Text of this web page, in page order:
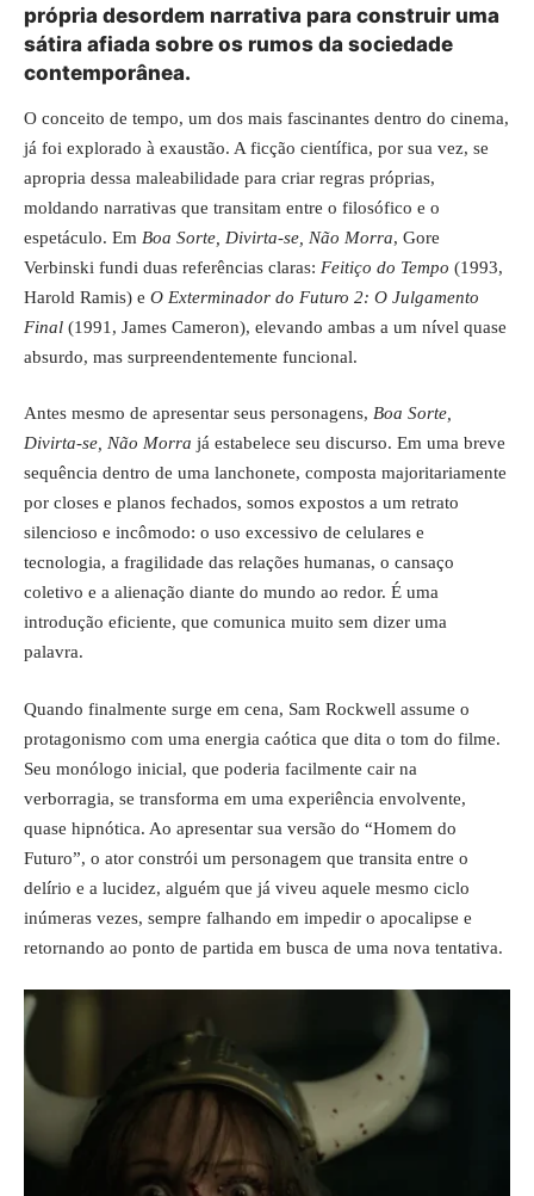
própria desordem narrativa para construir uma
sátira afiada sobre os rumos da sociedade
contemporânea.
O conceito de tempo, um dos mais fascinantes dentro do cinema,
já foi explorado à exaustão. A ficção científica, por sua vez, se
apropria dessa maleabilidade para criar regras próprias,
moldando narrativas que transitam entre o filosófico e o
espetáculo. Em Boa Sorte, Divirta-se, Não Morra, Gore
Verbinski fundi duas referências claras: Feitiço do Tempo (1993,
Harold Ramis) e O Exterminador do Futuro 2: O Julgamento
Final (1991, James Cameron), elevando ambas a um nível quase
absurdo, mas surpreendentemente funcional.
Antes mesmo de apresentar seus personagens, Boa Sorte,
Divirta-se, Não Morra já estabelece seu discurso. Em uma breve
sequência dentro de uma lanchonete, composta majoritariamente
por closes e planos fechados, somos expostos a um retrato
silencioso e incômodo: o uso excessivo de celulares e
tecnologia, a fragilidade das relações humanas, o cansaço
coletivo e a alienação diante do mundo ao redor. É uma
introdução eficiente, que comunica muito sem dizer uma
palavra.
Quando finalmente surge em cena, Sam Rockwell assume o
protagonismo com uma energia caótica que dita o tom do filme.
Seu monólogo inicial, que poderia facilmente cair na
verborragia, se transforma em uma experiência envolvente,
quase hipnótica. Ao apresentar sua versão do “Homem do
Futuro”, o ator constrói um personagem que transita entre o
delírio e a lucidez, alguém que já viveu aquele mesmo ciclo
inúmeras vezes, sempre falhando em impedir o apocalipse e
retornando ao ponto de partida em busca de uma nova tentativa.